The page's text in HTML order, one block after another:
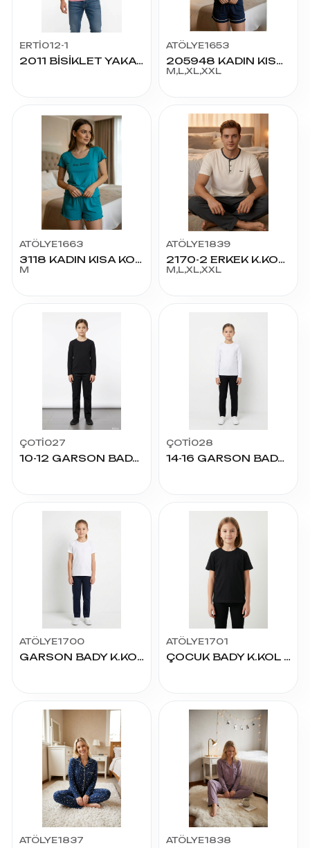
ERTİ012-1
2011 BİSİKLET YAKA KISA KOL
ATÖLYE1653
205948 KADIN KISA KOL ŞORTLU TAKIM
M,L,XL,XXL
ATÖLYE1663
3118 KADIN KISA KOL ŞORTLU TAKIM
M
ATÖLYE1839
2170-2 ERKEK K.KOL MÜSLİN PİJAMA TAKIM
M,L,XL,XXL
ÇOTİ027
10-12 GARSON BADY UZUN KOL
ÇOTİ028
14-16 GARSON BADY UZUN KOL
ATÖLYE1700
GARSON BADY K.KOL 12-14 YAŞ
ATÖLYE1701
ÇOCUK BADY K.KOL 8-10 YAŞ
ATÖLYE1837 ATÖLYE1838